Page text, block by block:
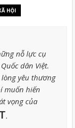
HỘI
nỗ lực cụ
dân Việt.
yêu thương
muốn hiến
vọng của
.